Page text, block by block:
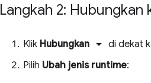
Langkah 2:
Klik Hubungkan arrow_drop_down di dekat
Pilih Ubah jenis runtime: